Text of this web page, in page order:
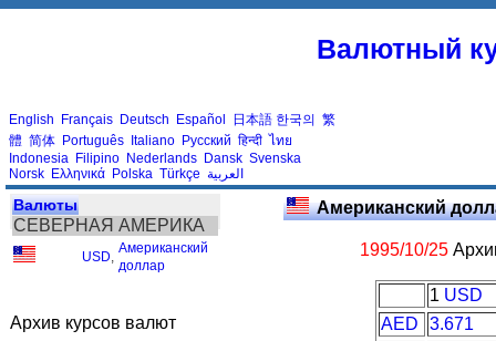
Валютный
English Français Deutsch Español 日本語 한국의 繁
體 简体 Português Italiano Русский हिन्दी ไทย
Indonesia Filipino Nederlands Dansk Svenska
Norsk Ελληνικά Polska Türkçe العربية
Валюты
СЕВЕРНАЯ АМЕРИКА
USD
Американский
доллар
Архив курсов валют
Американский
1995/10/25
1 USD
AED
3.671